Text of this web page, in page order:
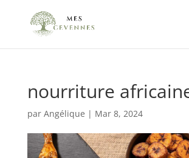
nourriture
par Angélique | Mar 8, 2024